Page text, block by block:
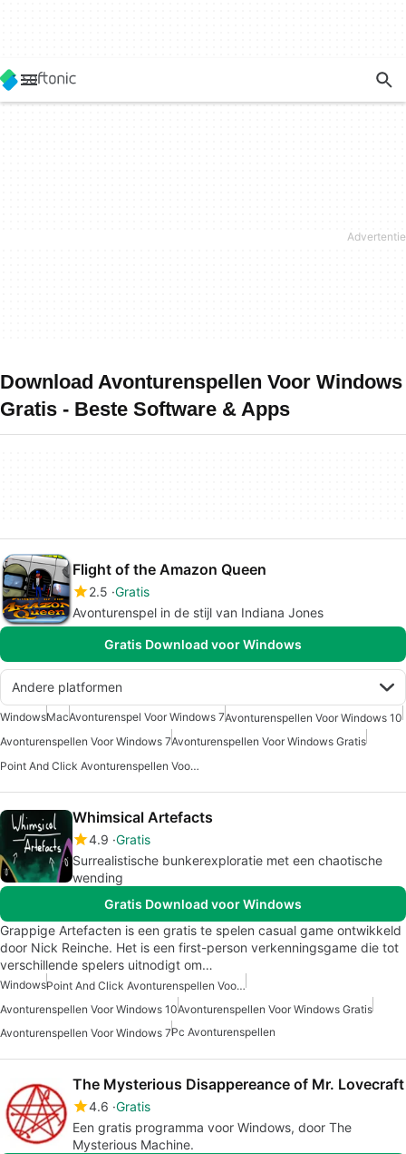
Download Avonturenspellen Voor Windows
Gratis - Beste Software & Apps
Flight of the Amazon Queen
2.5 Gratis
Avonturenspel in de stijl van Indiana Jones
Gratis Download voor Windows
Andere platformen
WindowsMacAvonturenspel Voor Windows 7Avonturenspellen Voor Windows 10
Avonturenspellen Voor Windows 7Avonturenspellen Voor Windows Gratis
Point And Click Avonturenspellen Voor Windows
Whimsical Artefacts
4.9 Gratis
Surrealistische bunkerexploratie met een chaotische
wending
Gratis Download voor Windows
Grappige Artefacten is een gratis te spelen casual game ontwikkeld
door Nick Reinche. Het is een first-person verkenningsgame die tot
verschillende spelers uitnodigt om…
Windows
Point And Click Avonturenspellen Voor Windows
Avonturenspellen Voor Windows 10Avonturenspellen Voor Windows Gratis
Avonturenspellen Voor Windows 7Pc Avonturenspellen
The Mysterious Disappereance of Mr. Lovecraft
4.6 Gratis
Een gratis programma voor Windows, door The
Mysterious Machine.